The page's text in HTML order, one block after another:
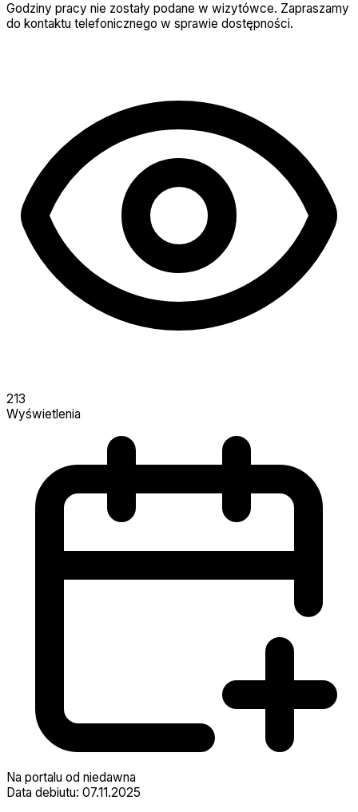
Godziny pracy nie zostały podane w wizytówce. Zapraszamy
do kontaktu telefonicznego w sprawie dostępności.
213
Wyświetlenia
Na portalu od niedawna
Data debiutu: 07.11.2025